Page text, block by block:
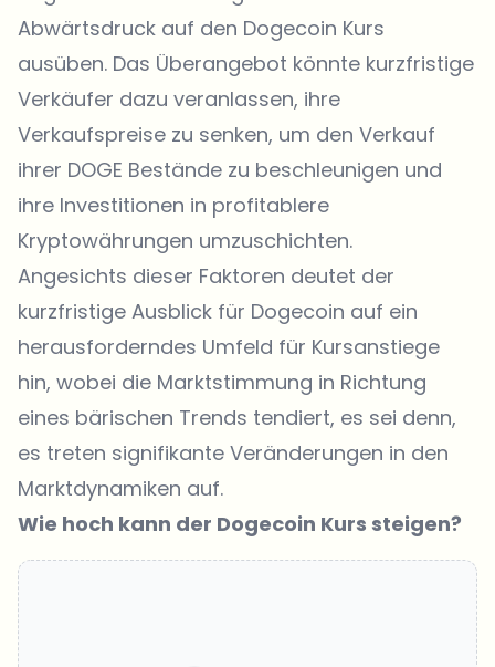
Abwärtsdruck auf den Dogecoin Kurs
ausüben. Das Überangebot könnte kurzfristige
Verkäufer dazu veranlassen, ihre
Verkaufspreise zu senken, um den Verkauf
ihrer DOGE Bestände zu beschleunigen und
ihre Investitionen in profitablere
Kryptowährungen umzuschichten.
Angesichts dieser Faktoren deutet der
kurzfristige Ausblick für Dogecoin auf ein
herausforderndes Umfeld für Kursanstiege
hin, wobei die Marktstimmung in Richtung
eines bärischen Trends tendiert, es sei denn,
es treten signifikante Veränderungen in den
Marktdynamiken auf.
Wie hoch kann der Dogecoin Kurs steigen?